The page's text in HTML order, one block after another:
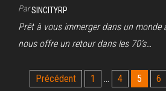
ParSINCITYRP
Prêt à vous immerger dans un monde
nous offre un retour dans les 70’s…
Pagination
Précédent 1 … 4 5 6